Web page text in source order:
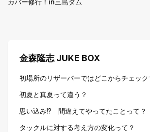
カバー修行！in三島ダム
金森隆志 JUKE BOX
初場所のリザーバーではどこからチェック
初夏と真夏って違う？
思い込み!? 間違えてやってたことって？
タックルに対する考え方の変化って？